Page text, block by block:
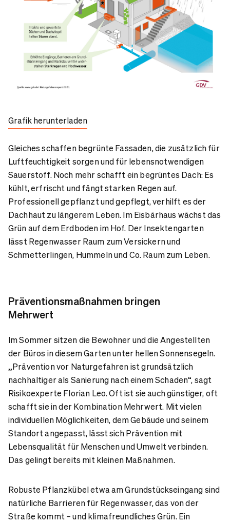
Grafik herunterladen
Gleiches schaffen begrünte Fassaden, die zusätzlich für
Luftfeuchtigkeit sorgen und für lebensnotwendigen
Sauerstoff. Noch mehr schafft ein begrüntes Dach: Es
kühlt, erfrischt und fängt starken Regen auf.
Professionell gepflanzt und gepflegt, verhilft es der
Dachhaut zu längerem Leben. Im Eisbärhaus wächst das
Grün auf dem Erdboden im Hof. Der Insektengarten
lässt Regenwasser Raum zum Versickern und
Schmetterlingen, Hummeln und Co. Raum zum Leben.
Präventionsmaßnahmen bringen
Mehrwert
Im Sommer sitzen die Bewohner und die Angestellten
der Büros in diesem Garten unter hellen Sonnensegeln.
„Prävention vor Naturgefahren ist grundsätzlich
nachhaltiger als Sanierung nach einem Schaden“, sagt
Risikoexperte Florian Leo. Oft ist sie auch günstiger, oft
schafft sie in der Kombination Mehrwert. Mit vielen
individuellen Möglichkeiten, dem Gebäude und seinem
Standort angepasst, lässt sich Prävention mit
Lebensqualität für Menschen und Umwelt verbinden.
Das gelingt bereits mit kleinen Maßnahmen.
Robuste Pflanzkübel etwa am Grundstückseingang sind
natürliche Barrieren für Regenwasser, das von der
Straße kommt – und klimafreundliches Grün. Ein